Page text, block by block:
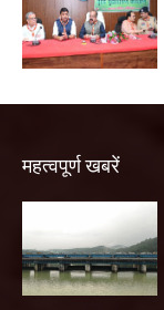
महत्वपूर्ण खबरें